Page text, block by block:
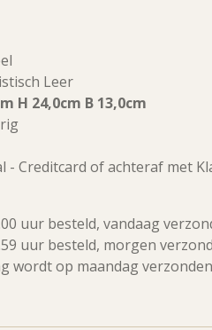
Leer
H 24,0cm B 13,0cm
- Creditcard of achteraf met
uur besteld, vandaag
uur besteld, morgen
wordt op maandag